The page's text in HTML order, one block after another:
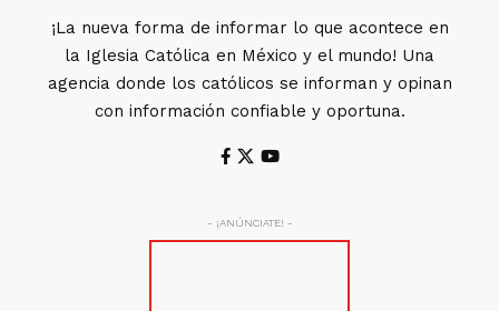
¡La nueva forma de informar lo que acontece en
la Iglesia Católica en México y el mundo! Una
agencia donde los católicos se informan y opinan
con información confiable y oportuna.
- ¡ANÚNCIATE! -